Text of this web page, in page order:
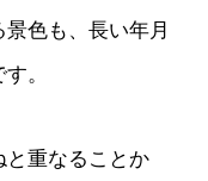
色も、長い年月
。
と重なることか